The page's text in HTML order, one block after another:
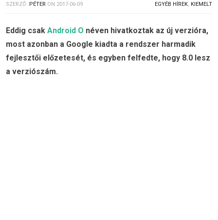
SZERZŐ: PÉTER ON 2017-06-09 EGYÉB HÍREK, KIEMELT
Eddig csak Android O néven hivatkoztak az új verzióra,
most azonban a Google kiadta a rendszer harmadik
fejlesztői előzetesét, és egyben felfedte, hogy 8.0 lesz
a verziószám.